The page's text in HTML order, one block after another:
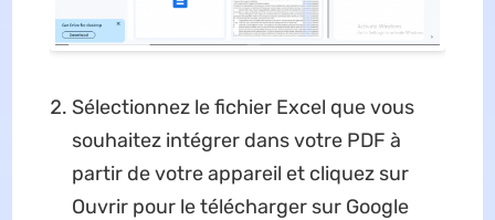
Sélectionnez le fichier Excel que vous
souhaitez intégrer dans votre PDF à
partir de votre appareil et cliquez sur
Ouvrir pour le télécharger sur Google